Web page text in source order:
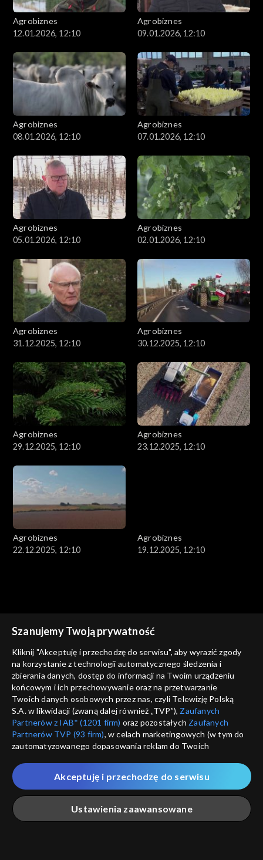
Agrobiznes
12.01.2026, 12:10
Agrobiznes
09.01.2026, 12:10
Agrobiznes
08.01.2026, 12:10
Agrobiznes
07.01.2026, 12:10
Agrobiznes
05.01.2026, 12:10
Agrobiznes
02.01.2026, 12:10
Agrobiznes
31.12.2025, 12:10
Agrobiznes
30.12.2025, 12:10
Agrobiznes
29.12.2025, 12:10
Agrobiznes
23.12.2025, 12:10
Agrobiznes
22.12.2025, 12:10
Agrobiznes
19.12.2025, 12:10
18.12.2025, 12:10
17.12.2025, 12:10
Agrobiznes
Agrobiznes
Szanujemy Twoją prywatność
Kliknij "Akceptuję i przechodzę do serwisu", aby wyrazić zgody
na korzystanie z technologii automatycznego śledzenia i
zbierania danych, dostęp do informacji na Twoim urządzeniu
końcowym i ich przechowywanie oraz na przetwarzanie
Twoich danych osobowych przez nas, czyli Telewizję Polską
S.A. w likwidacji (zwaną dalej również „TVP”), Zaufanych
Partnerów z IAB* (1201 firm) oraz pozostałych Zaufanych
Partnerów TVP (93 firm), w celach marketingowych (w tym do
zautomatyzowanego dopasowania reklam do Twoich
które wskazujemy poniżej, a także zgody na udostępnianie
przez nas identyfikatora PPID do Google.
Twoje dane osobowe zbierane podczas odwiedzania przez
Ciebie naszych
poszczególnych serwisówzwanych dalej
„Portalem”, w tym informacje zapisywane za pomocą
Ustawienia zaawansowane
Akceptuję i przechodzę do serwisu